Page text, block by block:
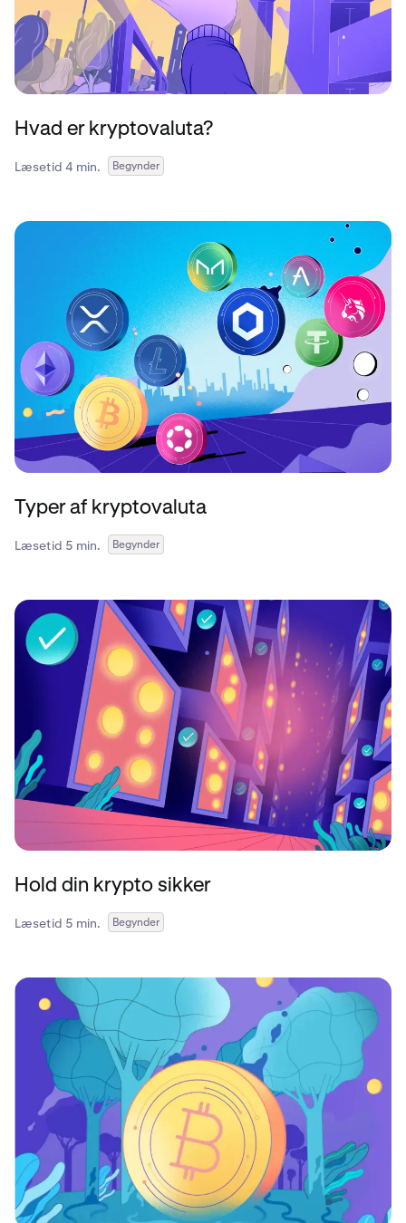
Hvad er kryptovaluta?
Læsetid 4 min. Begynder
Typer af kryptovaluta
Læsetid 5 min. Begynder
Hold din krypto sikker
Læsetid 5 min. Begynder